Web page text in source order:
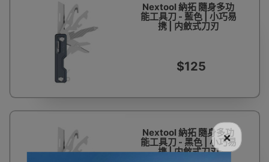
Nextool 納拓 隨身多功
能工具刀 - 藍色 | 小巧易
携 | 内斂式刀刃
$125
Nextool 納拓 隨身多功
能工具刀 - 黑色 | 小巧易
携 | 内斂式刀刃
×